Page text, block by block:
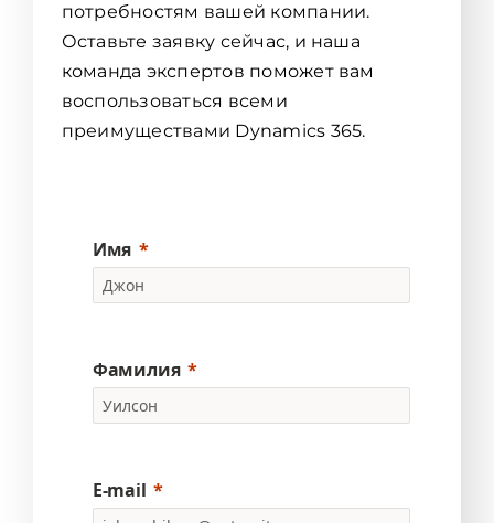
потребностям вашей компании.
Оставьте заявку сейчас, и наша
команда экспертов поможет вам
воспользоваться всеми
преимуществами Dynamics 365.
Имя
Фамилия
E-mail